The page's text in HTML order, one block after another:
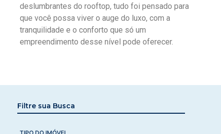
Filtre sua Busca
deslumbrantes do rooftop, tudo foi pensado para
que você possa viver o auge do luxo, com a
tranquilidade e o conforto que só um
empreendimento desse nível pode oferecer.